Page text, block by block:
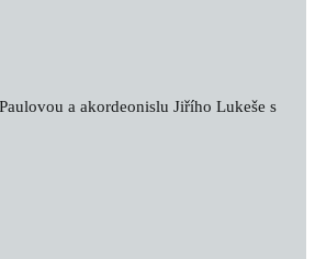
a akordeonislu Jiřího Lukeše s